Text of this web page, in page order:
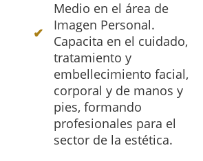
Medio en el área de
Imagen Personal.
Capacita en el cuidado,
tratamiento y
embellecimiento facial,
corporal y de manos y
pies, formando
profesionales para el
sector de la estética.